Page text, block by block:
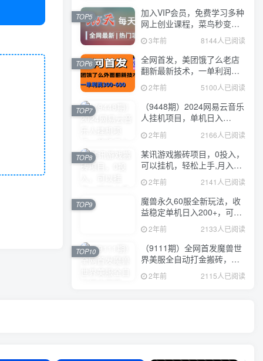
加入VIP会员，免费学习多种
网上创业课程，菜鸟秒变大
神！3年前 8144人已阅读
TOP5
全网首发，美团饿了么老店
翻新最新技术，一单利润
300-600
2年前 5100人已阅读
TOP6
（9448期）2024网易云音乐
人挂机项目，单机日入
150+，无脑月入5000+
2年前 2166人已阅读
TOP7
某讯游戏搬砖项目，0投入，
可以挂机，轻松上手,月入
3000+上不封顶
2年前 2141人已阅读
TOP8
魔兽永久60服全新玩法，收
益稳定单机日入200+，可以
多开矩阵操作。
2年前 2133人已阅读
TOP9
（9111期）全网首发魔兽世
界美服全自动打金搬砖，日
入1000+，简单好操作，保
姆级教学
2年前 2115人已阅读
TOP10